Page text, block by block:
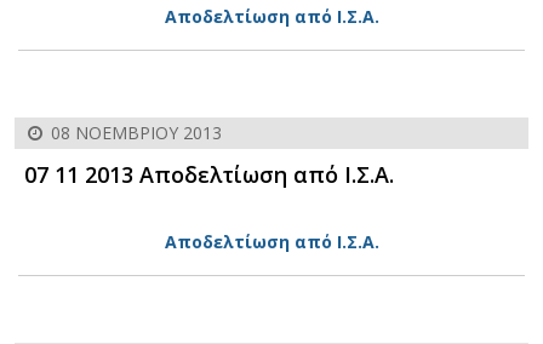
Αποδελτίωση από Ι.Σ.Α.
08 ΝΟΕΜΒΡΊΟΥ 2013
07 11 2013 Αποδελτίωση από Ι.Σ.Α.
Αποδελτίωση από Ι.Σ.Α.